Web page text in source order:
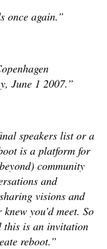
once again.”
June 1 2007.”
speakers list or a
is a platform for
community
and
visions and
you’d meet. So
this is an invitation
reboot.”